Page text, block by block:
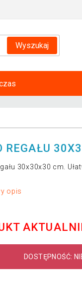
Wyszukaj
REGAŁU
30x30x30 cm.
opis
DOSTĘPNOŚĆ: